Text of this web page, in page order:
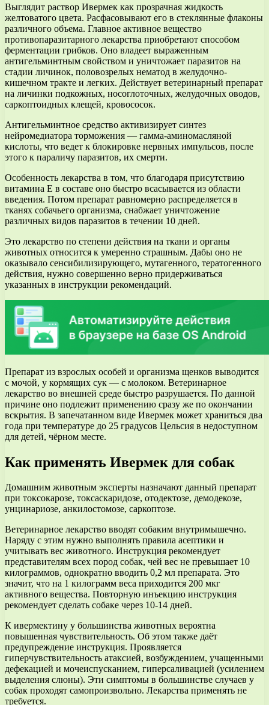
Выглядит раствор Ивермек как прозрачная жидкость
желтоватого цвета. Расфасовывают его в стеклянные флаконы
различного объема. Главное активное вещество
противопаразитарного лекарства приобретают способом
ферментации грибков. Оно владеет выраженным
антигельминтным свойством и уничтожает паразитов на
стадии личинок, половозрелых нематод в желудочно-
кишечном тракте и легких. Действует ветеринарный препарат
на личинки подкожных, носоглоточных, желудочных оводов,
саркоптоидных клещей, кровососок.
Антигельминтное средство активизирует синтез
нейромедиатора торможения — гамма-аминомасляной
кислоты, что ведет к блокировке нервных импульсов, после
этого к параличу паразитов, их смерти.
Особенность лекарства в том, что благодаря присутствию
витамина Е в составе оно быстро всасывается из области
введения. Потом препарат равномерно распределяется в
тканях собачьего организма, снабжает уничтожение
различных видов паразитов в течении 10 дней.
Это лекарство по степени действия на ткани и органы
животных относится к умеренно страшным. Дабы оно не
оказывало сенсибилизирующего, мутагенного, тератогенного
действия, нужно совершенно верно придерживаться
указанных в инструкции рекомендаций.
Препарат из взрослых особей и организма щенков выводится
с мочой, у кормящих сук — с молоком. Ветеринарное
лекарство во внешней среде быстро разрушается. По данной
причине оно подлежит применению сразу же по окончании
вскрытия. В запечатанном виде Ивермек может храниться два
года при температуре до 25 градусов Цельсия в недоступном
для детей, чёрном месте.
Как применять Ивермек для собак
Домашним животным эксперты назначают данный препарат
при токсокарозе, токсаскаридозе, отодектозе, демодекозе,
унцинариозе, анкилостомозе, саркоптозе.
Ветеринарное лекарство вводят собаким внутримышечно.
Наряду с этим нужно выполнять правила асептики и
учитывать вес животного. Инструкция рекомендует
представителям всех пород собак, чей вес не превышает 10
килограммов, однократно вводить 0,2 мл препарата. Это
значит, что на 1 килограмм веса приходится 200 мкг
активного вещества. Повторную инъекцию инструкция
рекомендует сделать собаке через 10-14 дней.
К ивермектину у большинства животных вероятна
повышенная чувствительность. Об этом также даёт
предупреждение инструкция. Проявляется
гиперчувствительность атаксией, возбуждением, учащенными
дефекацией и мочеиспусканием, гиперсаливацией (усилением
выделения слюны). Эти симптомы в большинстве случаев у
собак проходят самопроизвольно. Лекарства применять не
требуется.